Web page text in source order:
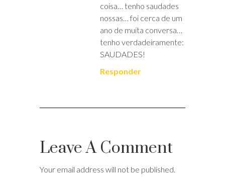
coisa… tenho saudades
nossas… foi cerca de um
ano de muita conversa…
tenho verdadeiramente:
SAUDADES!
Responder
Leave A Comment
Your email address will not be published.